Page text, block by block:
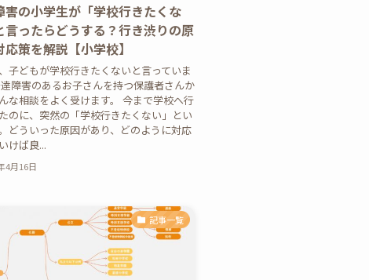
害の小学生が「学校行きたくな
言ったらどうする？行き渋りの原
応策を解説【小学校】
、子どもが学校行きたくないと言っていま
障害のあるお子さんを持つ保護者さんか
な相談をよく受けます。 今まで学校へ行
のに、突然の「学校行きたくない」とい
どういった原因があり、どのように対応
けば良...
4月16日
記事一覧